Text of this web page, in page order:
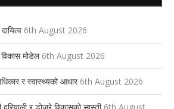
6th August 2026
विकास मोडेल 6th August 2026
र स्वास्थ्यको आधार 6th August 2026
र डोजरे विकासको सास्ती 6th August